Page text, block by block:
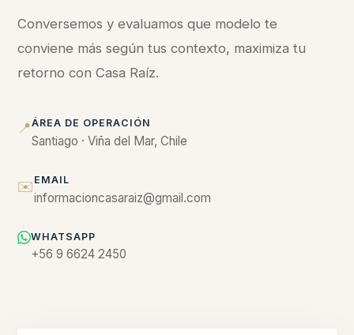
Conversemos y evaluamos que modelo te
conviene más según tus contexto, maximiza tu
retorno con Casa Raíz.
📍ÁREA DE OPERACIÓN
Santiago · Viña del Mar, Chile
✉️ EMAIL
informacioncasaraiz@gmail.com
WHATSAPP
+56 9 6624 2450